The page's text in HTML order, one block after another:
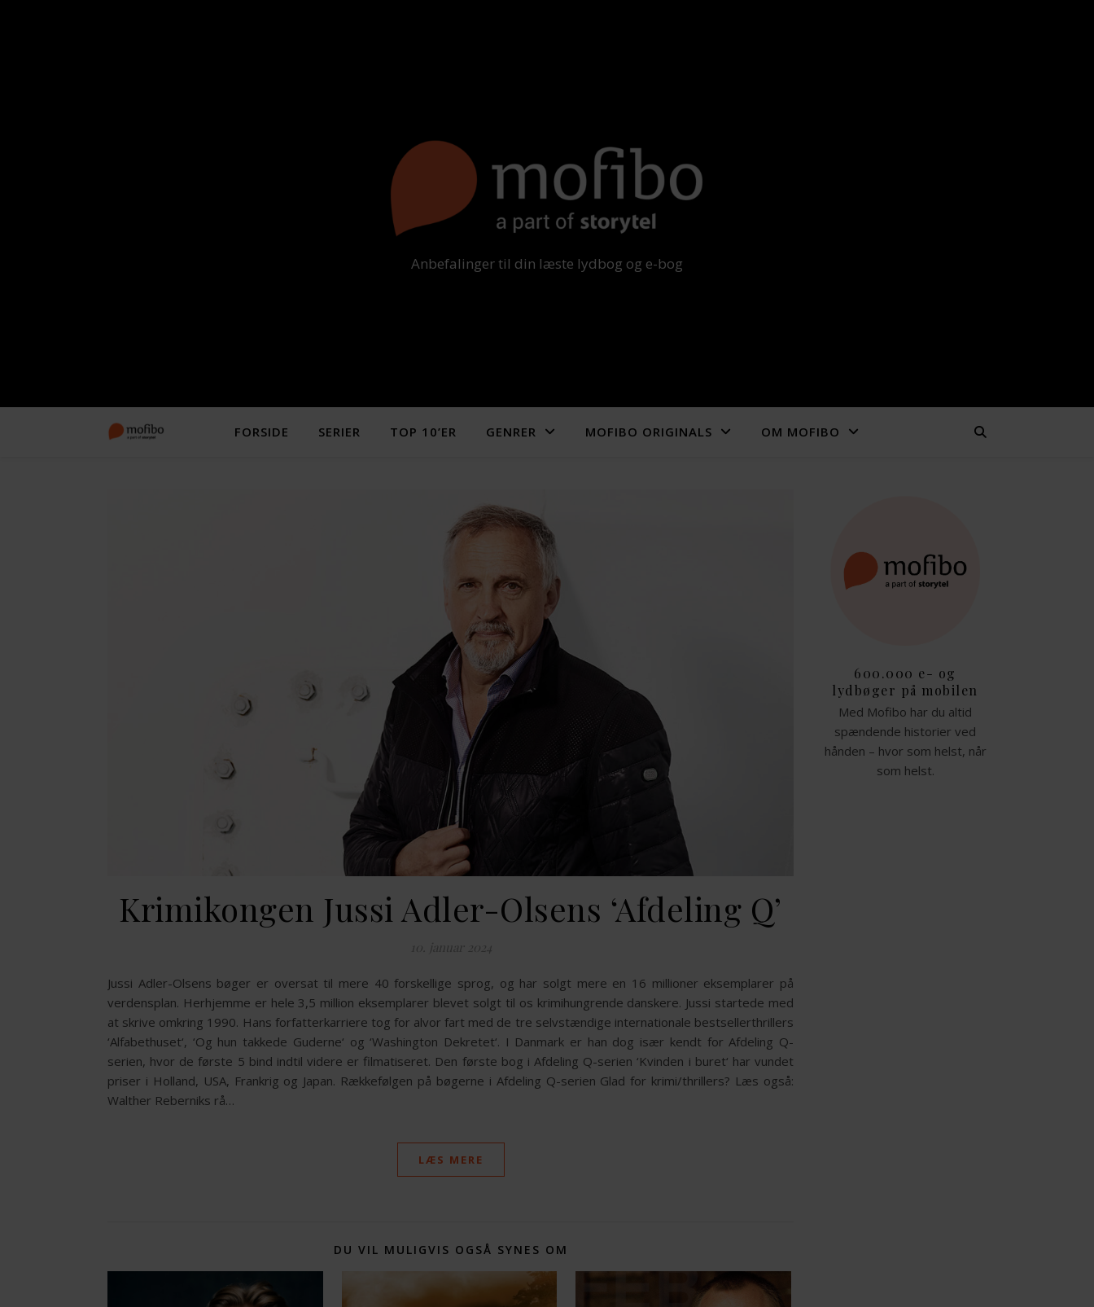
Anbefalinger til din læste lydbog og e-bog
FORSIDE SERIER TOP 10’ER GENRER MOFIBO ORIGINALS OM MOFIBO
Krimikongen Jussi Adler-Olsens ‘Afdeling Q’
10. januar 2024
Jussi Adler-Olsens bøger er oversat til mere 40 forskellige sprog, og har solgt mere en 16 millioner eksemplarer på
verdensplan. Herhjemme er hele 3,5 million eksemplarer blevet solgt til os krimihungrende danskere. Jussi startede med
at skrive omkring 1990. Hans forfatterkarriere tog for alvor fart med de tre selvstændige internationale bestsellerthrillers
‘Alfabethuset‘, ‘Og hun takkede Guderne‘ og ‘Washington Dekretet‘. I Danmark er han dog især kendt for Afdeling Q-
serien, hvor de første 5 bind indtil videre er filmatiseret. Den første bog i Afdeling Q-serien ‘Kvinden i buret‘ har vundet
priser i Holland, USA, Frankrig og Japan. Rækkefølgen på bøgerne i Afdeling Q-serien Glad for krimi/thrillers? Læs også:
Walther Reberniks rå…
LÆS MERE
DU VIL MULIGVIS OGSÅ SYNES OM
600.000 e- og
lydbøger på mobilen
Med Mofibo har du altid
spændende historier ved
hånden – hvor som helst, når
som helst.